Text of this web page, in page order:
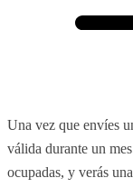
Una vez que envíes
válida durante un
ocupadas, y verás